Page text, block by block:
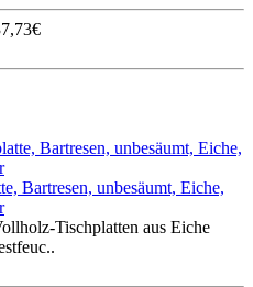
Bartresen, unbesäumt, Eiche,
Tischplatten aus Eiche